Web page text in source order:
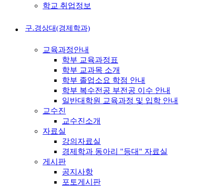
학교 취업정보
구.경상대(경제학과)
교육과정안내
학부 교육과정표
학부 교과목 소개
학부 졸업소요 학점 안내
학부 복수전공 부전공 이수 안내
일반대학원 교육과정 및 입학 안내
교수진
교수진소개
자료실
강의자료실
경제학과 동아리 "등대" 자료실
게시판
공지사항
포토게시판